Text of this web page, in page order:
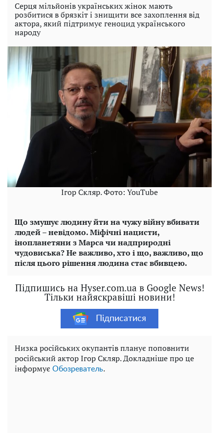
Серця мільйонів українських жінок мають
розбитися в брязкіт і знищити все захоплення від
актора, який підтримує геноцид українського
народу
Ігор Скляр. Фото: YouTube
Що змушує людину йти на чужу війну вбивати
людей – невідомо. Міфічні нацисти,
інопланетяни з Марса чи надприродні
чудовиська? Не важливо, хто і що, важливо, що
після цього рішення людина стає вбивцею.
Підпишись на Hyser.com.ua в Google News!
Тільки найяскравіші новини!
Підписатися
Низка російських окупантів планує поповнити
російський актор Ігор Скляр. Докладніше про це
інформує Обозреватель.